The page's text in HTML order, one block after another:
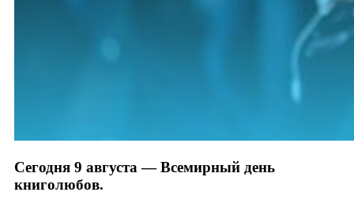
Сегодня 9 августа — Всемирный день
книголюбов.